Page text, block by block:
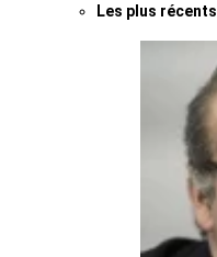
Les plus récents